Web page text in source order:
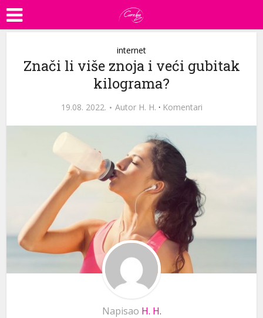
internet
Znači li više znoja i veći gubitak
kilograma?
19.08. 2022. Autor H. H. · Komentari
Napisao H. H.